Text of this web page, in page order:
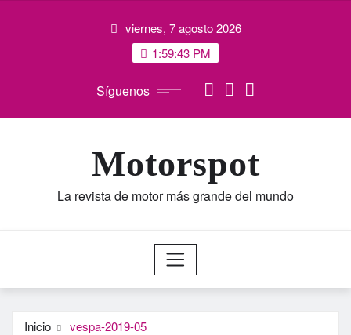
viernes, 7 agosto 2026
1:59:43 PM
Síguenos
Motorspot
La revista de motor más grande del mundo
Inicio vespa-2019-05